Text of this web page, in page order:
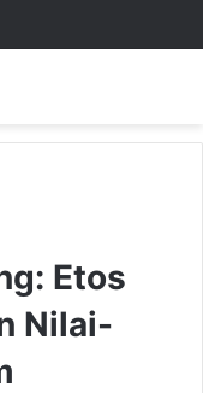
Etos
Nilai-